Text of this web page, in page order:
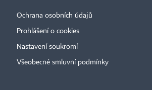
Ochrana osobních údajů
Prohlášení o cookies
Nastavení soukromí
Všeobecné smluvní podmínky